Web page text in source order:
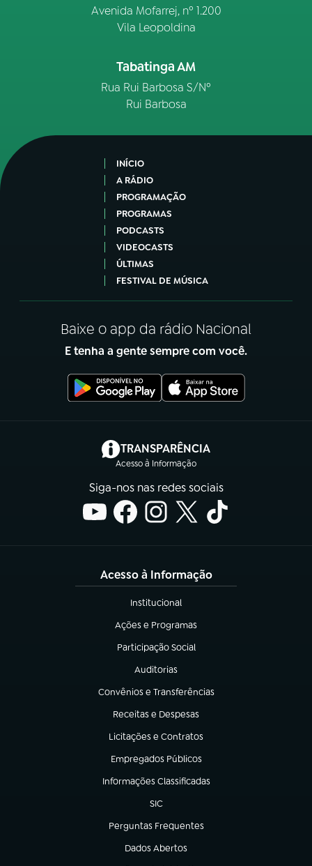
Avenida Mofarrej, nº 1.200
Vila Leopoldina
Tabatinga AM
Rua Rui Barbosa S/Nº
Rui Barbosa
INÍCIO
A RÁDIO
PROGRAMAÇÃO
PROGRAMAS
PODCASTS
VIDEOCASTS
ÚLTIMAS
FESTIVAL DE MÚSICA
Baixe o app da rádio Nacional
E tenha a gente sempre com você.
TRANSPARÊNCIA
Acesso à Informação
(abre em nova aba)
Siga-nos nas redes sociais
Acesso à Informação
Institucional
(abre em nova aba)
Ações e Programas
(abre em nova aba)
Participação Social
(abre em nova aba)
Auditorias
(abre em nova aba)
Convênios e Transferências
(abre em nova aba)
Receitas e Despesas
(abre em nova aba)
Licitações e Contratos
(abre em nova aba)
Empregados Públicos
(abre em nova aba)
Informações Classificadas
(abre em nova aba)
SIC
(abre em nova aba)
Perguntas Frequentes
(abre em nova aba)
Dados Abertos
(abre em nova aba)